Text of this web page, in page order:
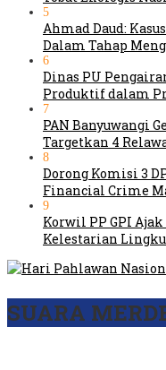
5
Ahmad Daud:
Dalam Tahap
6
Dinas PU
Produktif dalam
7
PAN Banyuwangi
Targetkan 4
8
Dorong Komisi 3
Financial Crime
9
Korwil PP GPI
Kelestarian
SUARA